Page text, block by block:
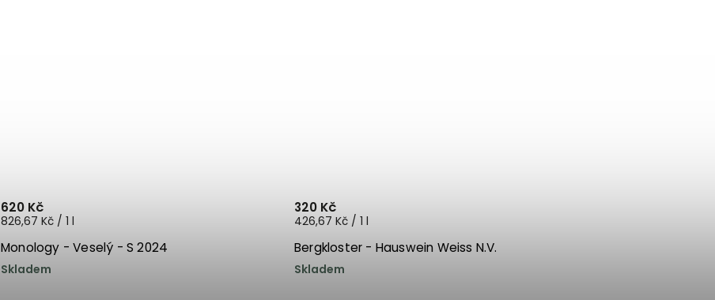
Monology - Veselý - S 2024
Skladem
620 Kč
826,67 Kč / 1 l
Bergkloster - Hauswein Weiss N.V.
Skladem
320 Kč
426,67 Kč / 1 l